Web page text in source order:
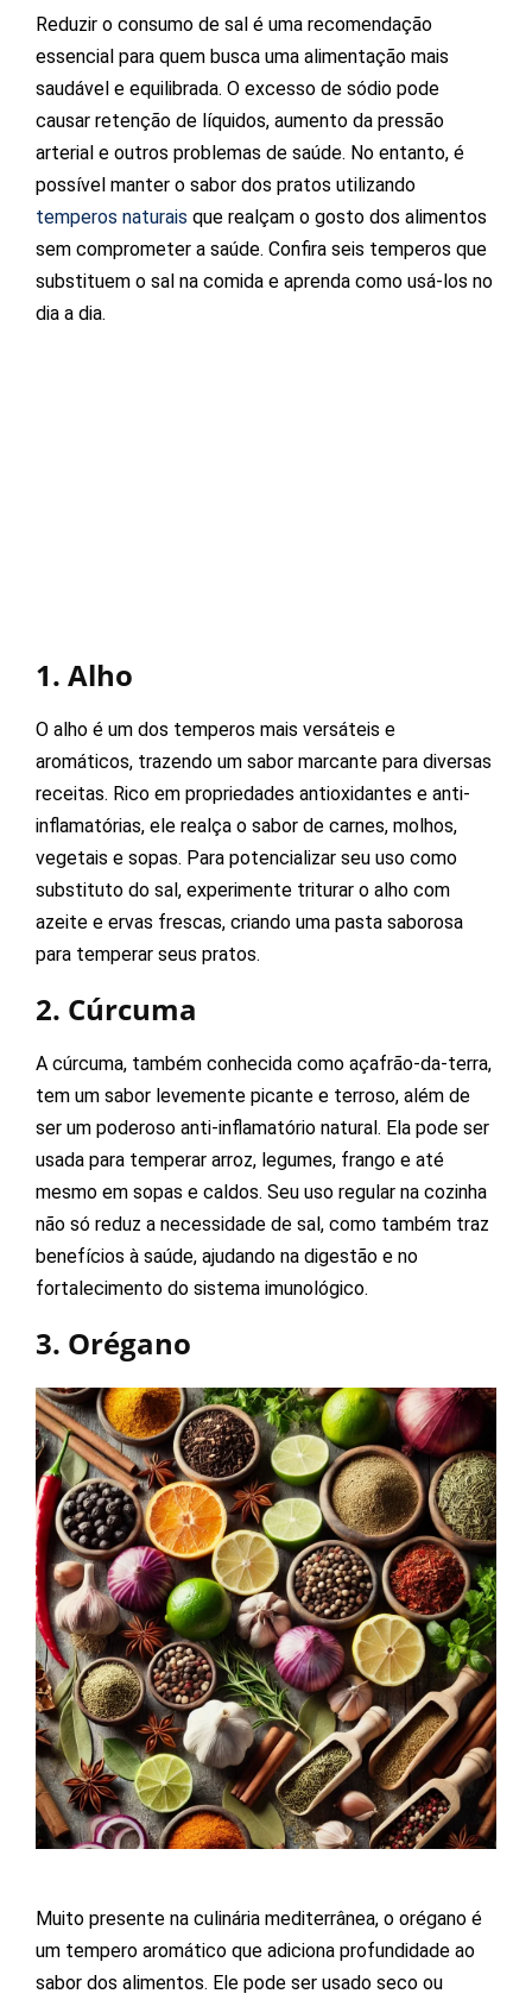
Reduzir o consumo de sal é uma recomendação
essencial para quem busca uma alimentação mais
saudável e equilibrada. O excesso de sódio pode
causar retenção de líquidos, aumento da pressão
arterial e outros problemas de saúde. No entanto, é
possível manter o sabor dos pratos utilizando
temperos naturais que realçam o gosto dos alimentos
sem comprometer a saúde. Confira seis temperos que
substituem o sal na comida e aprenda como usá-los no
dia a dia.
1. Alho
O alho é um dos temperos mais versáteis e
aromáticos, trazendo um sabor marcante para diversas
receitas. Rico em propriedades antioxidantes e anti-
inflamatórias, ele realça o sabor de carnes, molhos,
vegetais e sopas. Para potencializar seu uso como
substituto do sal, experimente triturar o alho com
azeite e ervas frescas, criando uma pasta saborosa
para temperar seus pratos.
2. Cúrcuma
A cúrcuma, também conhecida como açafrão-da-terra,
tem um sabor levemente picante e terroso, além de
ser um poderoso anti-inflamatório natural. Ela pode ser
usada para temperar arroz, legumes, frango e até
mesmo em sopas e caldos. Seu uso regular na cozinha
não só reduz a necessidade de sal, como também traz
benefícios à saúde, ajudando na digestão e no
fortalecimento do sistema imunológico.
3. Orégano
Muito presente na culinária mediterrânea, o orégano é
um tempero aromático que adiciona profundidade ao
sabor dos alimentos. Ele pode ser usado seco ou